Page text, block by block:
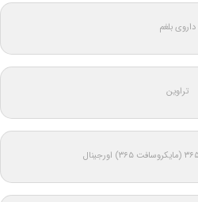
داروی بلغم
تراوین